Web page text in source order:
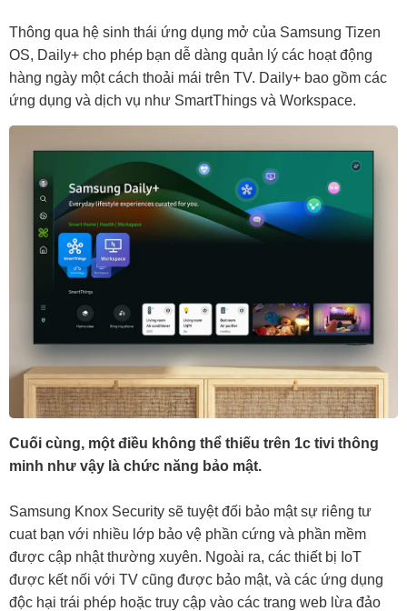
Thông qua hệ sinh thái ứng dụng mở của Samsung Tizen
OS, Daily+ cho phép bạn dễ dàng quản lý các hoạt động
hàng ngày một cách thoải mái trên TV. Daily+ bao gồm các
ứng dụng và dịch vụ như SmartThings và Workspace.
Cuối cùng, một điều không thể thiếu trên 1c tivi thông
minh như vậy là chức năng bảo mật.
Samsung Knox Security sẽ tuyệt đối bảo mật sự riêng tư
cuat bạn với nhiều lớp bảo vệ phần cứng và phần mềm
được cập nhật thường xuyên. Ngoài ra, các thiết bị IoT
được kết nối với TV cũng được bảo mật, và các ứng dụng
độc hại trái phép hoặc truy cập vào các trang web lừa đảo